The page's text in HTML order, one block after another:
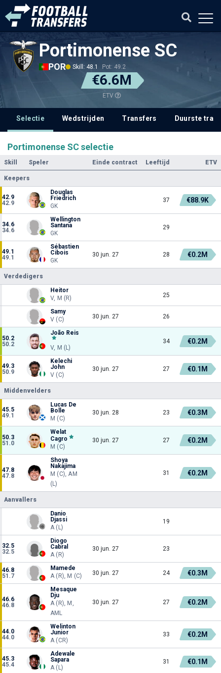
Portimonense SC
POR Skill: 48.1 Pot: 49.2
€6.6M
ETV
Selectie Wedstrijden Transfers Duurste
Portimonense SC selectie
Skill Speler Einde contract Leeftijd ETV
Keepers
42.9
42.9
Douglas
Friedrich
GK
37 €88.9K
34.6
34.6
Wellington
Santana
GK
29
49.1
49.1
Sébastien
Cibois
GK
30 jun. 27 28 €0.2M
Verdedigers
Heitor
V, M (R)
25
Samy
V (C)
30 jun. 27 26
50.2
50.2
João Reis
V, M (L)
34 €0.2M
49.3
50.9
Kelechi
John
V (C)
30 jun. 27 27 €0.1M
Middenvelders
45.5
49.1
Lucas De
Bolle
M (C)
30 jun. 28 23 €0.3M
50.3
51.0
Welat
Cagro
M (C)
30 jun. 27 27 €0.2M
47.8
47.8
Shoya
Nakajima
M (C), AM
(L)
31 €0.2M
Aanvallers
Danio
Djassi
A (L)
19
32.5
32.5
Diogo
Cabral
A (R)
30 jun. 27 23
46.8
51.7
Mamede
A (R), M (C)
30 jun. 27 24 €0.3M
46.6
46.8
Mesaque
Dju
A (R), M,
AML
30 jun. 27 27 €0.2M
44.0
44.0
Welinton
Junior
A (CR)
33 €0.2M
45.3
45.4
Adewale
Sapara
A (L)
31 €0.1M